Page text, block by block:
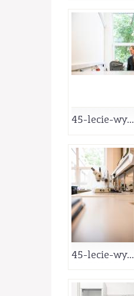
45-lecie-wy...
45-lecie-wy...